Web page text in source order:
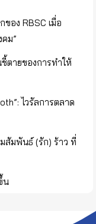
อง RBSC เมื่อ
ม”
ตายของการทำให้
ไวรัลการตลาด
สัมพันธ์ (รัก) ร้าว ที่
น